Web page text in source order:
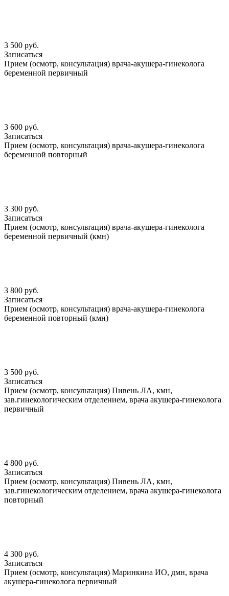
3 500 руб.
Записаться
Прием (осмотр, консультация) врача-акушера-гинеколога
беременной первичный
3 600 руб.
Записаться
Прием (осмотр, консультация) врача-акушера-гинеколога
беременной повторный
3 300 руб.
Записаться
Прием (осмотр, консультация) врача-акушера-гинеколога
беременной первичный (кмн)
3 800 руб.
Записаться
Прием (осмотр, консультация) врача-акушера-гинеколога
беременной повторный (кмн)
3 500 руб.
Записаться
Прием (осмотр, консультация) Пивень ЛА, кмн,
зав.гинекологическим отделением, врача акушера-гинеколога
первичный
4 800 руб.
Записаться
Прием (осмотр, консультация) Пивень ЛА, кмн,
зав.гинекологическим отделением, врача акушера-гинеколога
повторный
4 300 руб.
Записаться
Прием (осмотр, консультация) Маринкина ИО, дмн, врача
акушера-гинеколога первичный